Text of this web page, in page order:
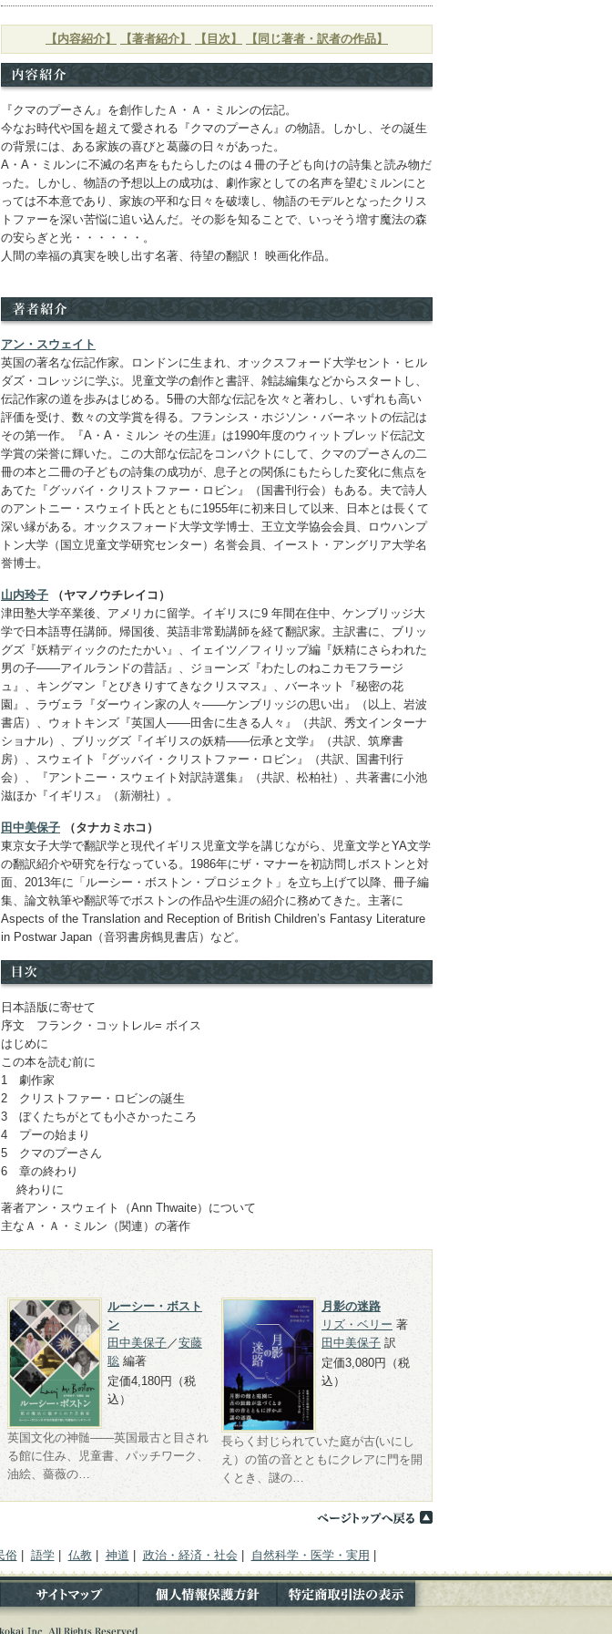
【内容紹介】 【著者紹介】 【目次】 【同じ著者・訳者の作品】
『クマのプーさん』を創作したＡ・Ａ・ミルンの伝記。
今なお時代や国を超えて愛される『クマのプーさん』の物語。しかし、その誕生
の背景には、ある家族の喜びと葛藤の日々があった。
A・A・ミルンに不滅の名声をもたらしたのは４冊の子ども向けの詩集と読み物だ
った。しかし、物語の予想以上の成功は、劇作家としての名声を望むミルンにと
っては不本意であり、家族の平和な日々を破壊し、物語のモデルとなったクリス
トファーを深い苦悩に追い込んだ。その影を知ることで、いっそう増す魔法の森
の安らぎと光・・・・・・。
人間の幸福の真実を映し出す名著、待望の翻訳！ 映画化作品。
アン・スウェイト
英国の著名な伝記作家。ロンドンに生まれ、オックスフォード大学セント・ヒル
ダズ・コレッジに学ぶ。児童文学の創作と書評、雑誌編集などからスタートし、
伝記作家の道を歩みはじめる。5冊の大部な伝記を次々と著わし、いずれも高い
評価を受け、数々の文学賞を得る。フランシス・ホジソン・バーネットの伝記は
その第一作。『A・A・ミルン その生涯』は1990年度のウィットブレッド伝記文
学賞の栄誉に輝いた。この大部な伝記をコンパクトにして、クマのプーさんの二
冊の本と二冊の子どもの詩集の成功が、息子との関係にもたらした変化に焦点を
あてた『グッバイ・クリストファー・ロビン』（国書刊行会）もある。夫で詩人
のアントニー・スウェイト氏とともに1955年に初来日して以来、日本とは長くて
深い縁がある。オックスフォード大学文学博士、王立文学協会会員、ロウハンプ
トン大学（国立児童文学研究センター）名誉会員、イースト・アングリア大学名
誉博士。
山内玲子 （ヤマノウチレイコ）
津田塾大学卒業後、アメリカに留学。イギリスに9 年間在住中、ケンブリッジ大
学で日本語専任講師。帰国後、英語非常勤講師を経て翻訳家。主訳書に、ブリッ
グズ『妖精ディックのたたかい』、イェイツ／フィリップ編『妖精にさらわれた
男の子――アイルランドの昔話』、ジョーンズ『わたしのねこカモフラージ
ュ』、キングマン『とびきりすてきなクリスマス』、バーネット『秘密の花
園』、ラヴェラ『ダーウィン家の人々――ケンブリッジの思い出』（以上、岩波
書店）、ウォトキンズ『英国人――田舎に生きる人々』（共訳、秀文インターナ
ショナル）、ブリッグズ『イギリスの妖精――伝承と文学』（共訳、筑摩書
房）、スウェイト『グッバイ・クリストファー・ロビン』（共訳、国書刊行
会）、『アントニー・スウェイト対訳詩選集』（共訳、松柏社）、共著書に小池
滋ほか『イギリス』（新潮社）。
田中美保子 （タナカミホコ）
東京女子大学で翻訳学と現代イギリス児童文学を講じながら、児童文学とYA文学
の翻訳紹介や研究を行なっている。1986年にザ・マナーを初訪問しボストンと対
面、2013年に「ルーシー・ボストン・プロジェクト」を立ち上げて以降、冊子編
集、論文執筆や翻訳等でボストンの作品や生涯の紹介に務めてきた。主著に
Aspects of the Translation and Reception of British Children’s Fantasy Literature
in Postwar Japan（音羽書房鶴見書店）など。
日本語版に寄せて
序文 フランク・コットレル= ボイス
はじめに
この本を読む前に
1 劇作家
2 クリストファー・ロビンの誕生
3 ぼくたちがとても小さかったころ
4 プーの始まり
5 クマのプーさん
6 章の終わり
終わりに
著者アン・スウェイト（Ann Thwaite）について
主なＡ・Ａ・ミルン（関連）の著作
ルーシー・ボスト
ン
田中美保子／安藤
聡 編著
定価4,180円（税
込）
英国文化の神髄――英国最古と目され
る館に住み、児童書、パッチワーク、
油絵、薔薇の…
月影の迷路
リズ・ベリー 著
田中美保子 訳
定価3,080円（税
込）
長らく封じられていた庭が古(いにし
え）の笛の音とともにクレアに門を開
くとき、謎の…
俗 語学| 仏教| 神道 政治・経済・社会 自然科学・医学・実用